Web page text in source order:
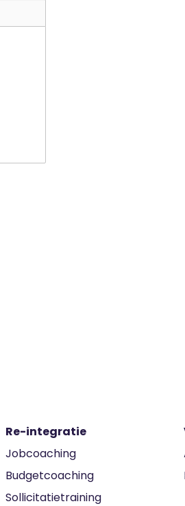
Re-integratie
Jobcoaching
Budgetcoaching
Sollicitatietraining